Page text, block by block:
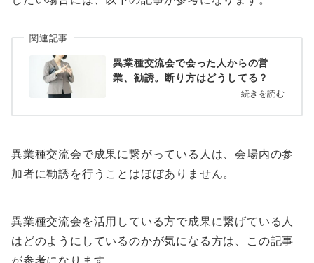
関連記事
異業種交流会で会った人からの営
業、勧誘。断り方はどうしてる？
続きを読む
異業種交流会で成果に繋がっている人は、会場内の参
加者に勧誘を行うことはほぼありません。
異業種交流会を活用している方で成果に繋げている人
はどのようにしているのかが気になる方は、この記事